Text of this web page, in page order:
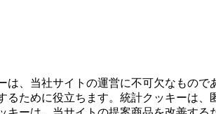
、当社サイトの運営に不可欠なもので
ために役立ちます。統計クッキーは